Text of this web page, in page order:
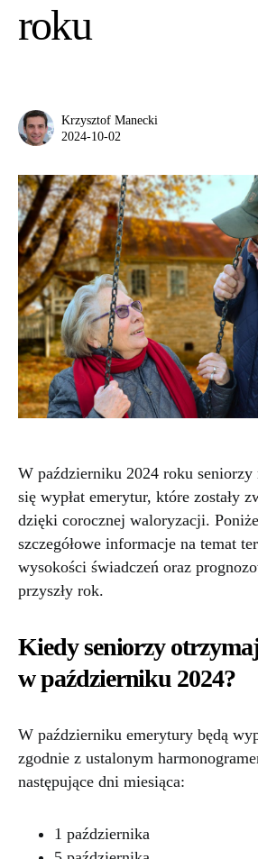
roku
Krzysztof Manecki
2024-10-02
W październiku 2024 roku seniorzy
się wypłat emerytur, które zostały
dzięki corocznej waloryzacji.
szczegółowe informacje na temat
wysokości świadczeń oraz
przyszły rok.
Kiedy seniorzy
w październiku 2024?
W październiku emerytury będą
zgodnie z ustalonym
następujące dni miesiąca:
1 października